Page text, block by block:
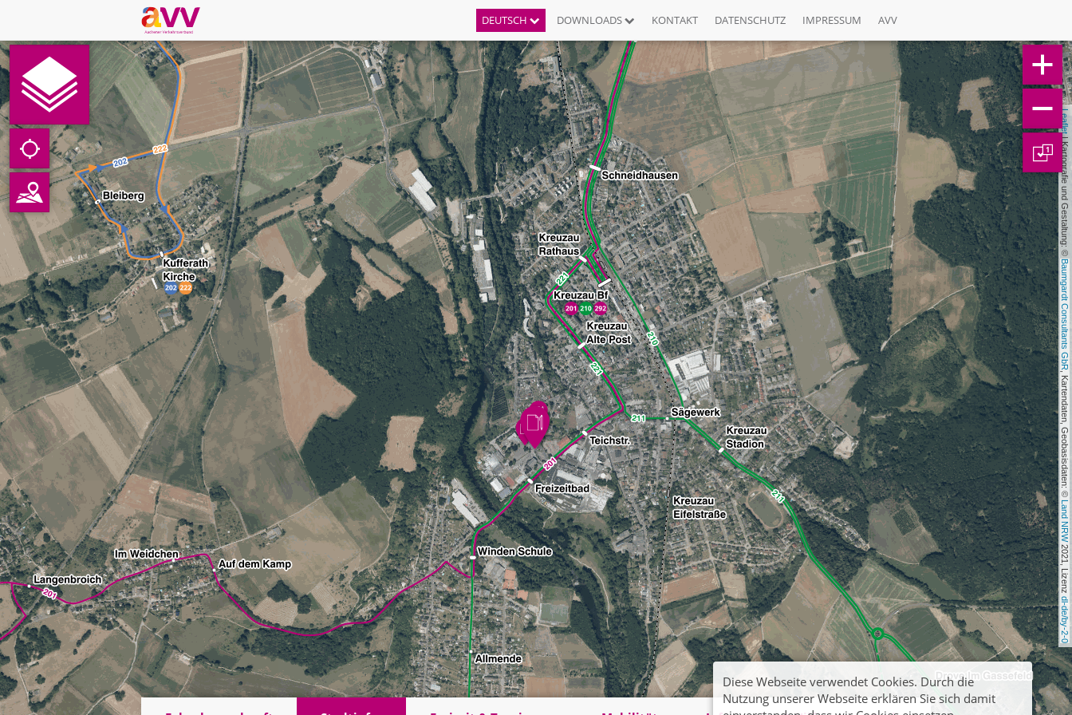
DEUTSCH DOWNLOADS KONTAKT DATENSCHUTZ IMPRESSUM AVV
Leaflet
| Kartografie und Gestaltung: ©
Baumgardt Consultants GbR
, Kartendaten, Geobasisdaten: ©
Land NRW
2021, Lizenz
dl-de/by-2-0
1
Diese Webseite verwendet Cookies. Durch die
Nutzung unserer Webseite erklären Sie sich damit